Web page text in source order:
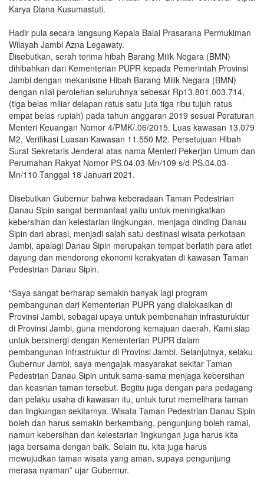
Karya Diana Kusumastuti.
Hadir pula secara langsung Kepala Balai Prasarana Permukiman
Wilayah Jambi Azna Legawaty.
Disebutkan, serah terima hibah Barang Milik Negara (BMN)
dihibahkan dari Kementerian PUPR kepada Pemerintah Provinsi
Jambi dengan mekanisme Hibah Barang Milik Negara (BMN)
dengan nilai perolehan seluruhnya sebesar Rp13.801.003.714,
(tiga belas miliar delapan ratus satu juta tiga ribu tujuh ratus
empat belas rupiah) pada tahun anggaran 2019 sesuai Peraturan
Menteri Keuangan Nomor 4/PMK/.06/2015. Luas kawasan 13.079
M2, Verifikasi Luasan Kawasan 11.550 M2. Persetujuan Hibah
Surat Sekretaris Jenderal atas nama Menteri Pekerjan Umum dan
Perumahan Rakyat Nomor PS.04.03-Mn/109 s/d PS.04.03-
Mn/110 Tanggal 18 Januari 2021.
Disebutkan Gubernur bahwa keberadaan Taman Pedestrian
Danau Sipin sangat bermanfaat yaitu untuk meningkatkan
kebersihan dan kelestarian lingkungan, menjaga dinding Danau
Sipin dari abrasi, menjadi salah satu destinasi wisata perkotaan
Jambi, apalagi Danau Sipin merupakan tempat berlatih para atlet
dayung dan mendorong ekonomi kerakyatan di kawasan Taman
Pedestrian Danau Sipin.
“Saya sangat berharap semakin banyak lagi program
pembangunan dari Kementerian PUPR yang dialokasikan di
Provinsi Jambi, sebagai upaya untuk pembenahan infrasturuktur
di Provinsi Jambi, guna mendorong kemajuan daerah. Kami siap
untuk bersinergi dengan Kementerian PUPR dalam
pembangunan infrastruktur di Provinsi Jambi. Selanjutnya, selaku
Gubernur Jambi, saya mengajak masyarakat sekitar Taman
Pedestrian Danau Sipin untuk sama-sama menjaga kebersihan
dan keasrian taman tersebut. Begitu juga dengan para pedagang
dan pelaku usaha di kawasan itu, untuk turut memelihara taman
dan lingkungan sekitarnya. Wisata Taman Pedestrian Danau Sipin
boleh dan harus semakin berkembang, pengunjung boleh ramai,
namun kebersihan dan kelestarian lingkungan juga harus kita
jaga bersama dengan baik. Selain itu, kita juga harus
mewujudkan taman wisata yang aman, supaya pengunjung
merasa nyaman” ujar Gubernur.